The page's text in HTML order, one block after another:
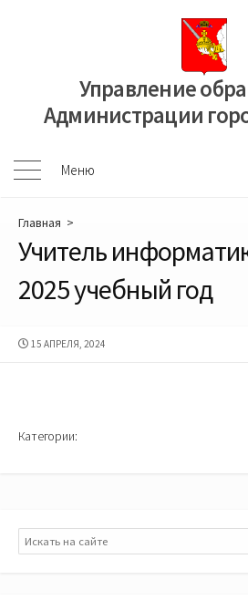
Управление
Администрации
Меню
Меню
Главная >
Учитель
2025 учебный год
ДАТА
15 АПРЕЛЯ, 2024
Категории:
Поиск